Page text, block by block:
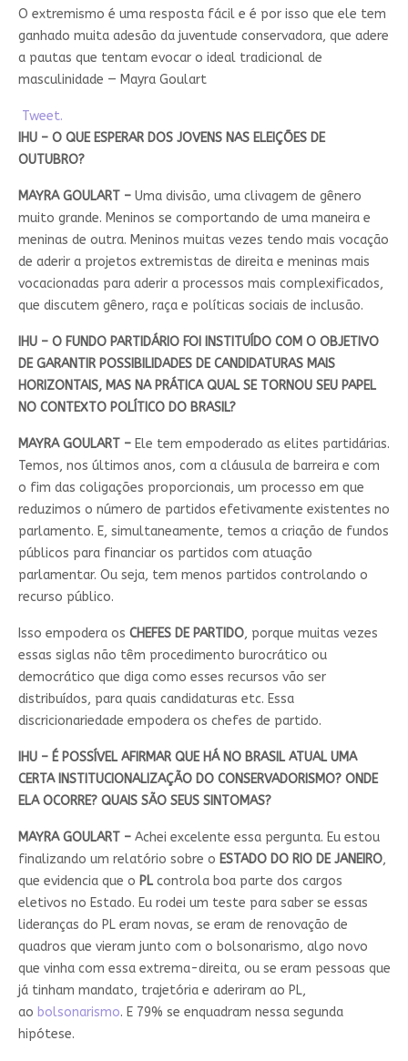
O extremismo é uma resposta fácil e é por isso que ele tem
ganhado muita adesão da juventude conservadora, que adere
a pautas que tentam evocar o ideal tradicional de
masculinidade — Mayra Goulart
Tweet.
IHU – O QUE ESPERAR DOS JOVENS NAS ELEIÇÕES DE
OUTUBRO?
MAYRA GOULART –Uma divisão, uma clivagem de gênero
muito grande. Meninos se comportando de uma maneira e
meninas de outra. Meninos muitas vezes tendo mais vocação
de aderir a projetos extremistas de direita e meninas mais
vocacionadas para aderir a processos mais complexificados,
que discutem gênero, raça e políticas sociais de inclusão.
IHU – O FUNDO PARTIDÁRIO FOI INSTITUÍDO COM O OBJETIVO
DE GARANTIR POSSIBILIDADES DE CANDIDATURAS MAIS
HORIZONTAIS, MAS NA PRÁTICA QUAL SE TORNOU SEU PAPEL
NO CONTEXTO POLÍTICO DO BRASIL?
MAYRA GOULART –Ele tem empoderado as elites partidárias.
Temos, nos últimos anos, com a cláusula de barreira e com
o fim das coligações proporcionais, um processo em que
reduzimos o número de partidos efetivamente existentes no
parlamento. E, simultaneamente, temos a criação de fundos
públicos para financiar os partidos com atuação
parlamentar. Ou seja, tem menos partidos controlando o
recurso público.
Isso empodera os CHEFES DE PARTIDO, porque muitas vezes
essas siglas não têm procedimento burocrático ou
democrático que diga como esses recursos vão ser
distribuídos, para quais candidaturas etc. Essa
discricionariedade empodera os chefes de partido.
IHU – É POSSÍVEL AFIRMAR QUE HÁ NO BRASIL ATUAL UMA
CERTA INSTITUCIONALIZAÇÃO DO CONSERVADORISMO? ONDE
ELA OCORRE? QUAIS SÃO SEUS SINTOMAS?
MAYRA GOULART –Achei excelente essa pergunta. Eu estou
finalizando um relatório sobre o ESTADO DO RIO DE JANEIRO,
que evidencia que o PLcontrola boa parte dos cargos
eletivos no Estado. Eu rodei um teste para saber se essas
lideranças do PL eram novas, se eram de renovação de
quadros que vieram junto com o bolsonarismo, algo novo
que vinha com essa extrema-direita, ou se eram pessoas que
já tinham mandato, trajetória e aderiram ao PL,
ao bolsonarismo. E 79% se enquadram nessa segunda
hipótese.